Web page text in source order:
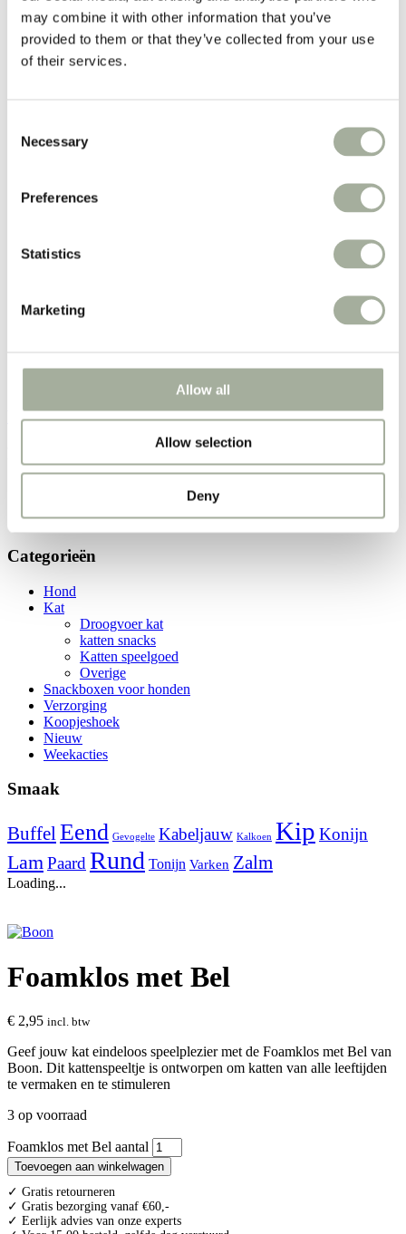
may combine it with other information that you’ve
provided to them or that they’ve collected from your use
of their services.
Selection
Necessary
Preferences
Statistics
Marketing
Allow all
Allow selection
Deny
Apotheek
Populaire merken:
Ropa
Iedere week
Weekacties!
Nieuw
Koopjeshoek
Weekacties!
Foamklos met Bel
Categorieën
Hond
Kat
Droogvoer kat
katten snacks
Katten speelgoed
Overige
Snackboxen voor honden
Verzorging
Koopjeshoek
Nieuw
Weekacties
Smaak
BuffelEend Gevogelte Kabeljauw Kalkoen Kip Konijn
LamPaard Rund Tonijn Varken Zalm
Loading...
Foamklos met Bel
€ 2,95 incl. btw
Geef jouw kat eindeloos speelplezier met de Foamklos met Bel van
Boon. Dit kattenspeeltje is ontworpen om katten van alle leeftijden
te vermaken en te stimuleren
3 op voorraad
Foamklos met Bel aantal
Toevoegen aan winkelwagen
✓ Gratis retourneren
✓ Gratis bezorging vanaf €60,-
✓ Eerlijk advies van onze experts